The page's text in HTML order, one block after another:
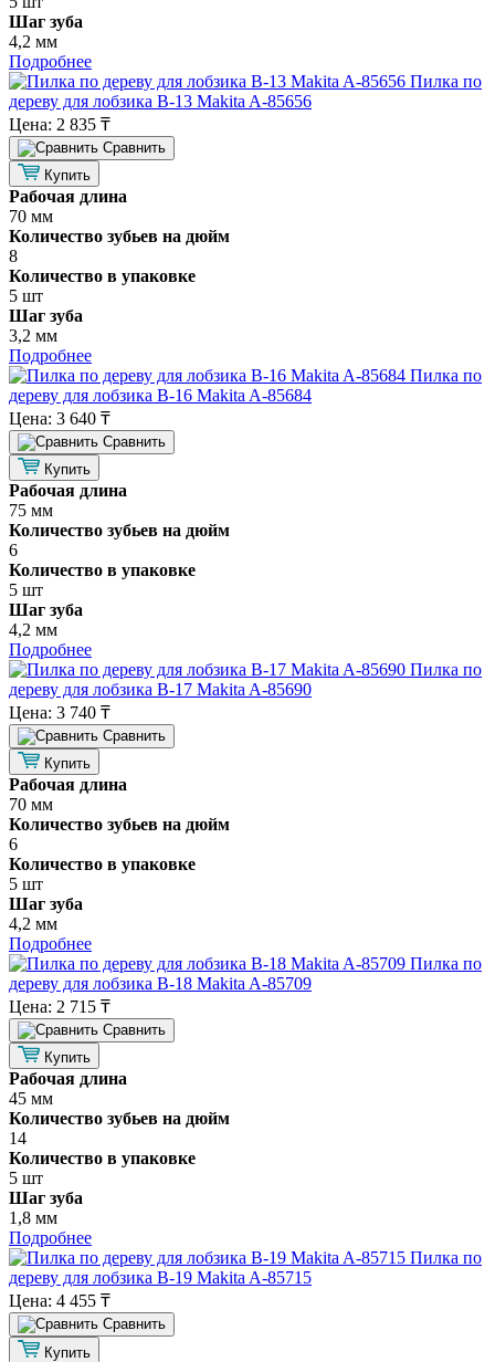
Шаг зуба
4,2 мм
Подробнее
Пилка по
дереву для лобзика B-13 Makita A-85656
Цена: 2 835 ₸
Cравнить
Купить
Рабочая длина
70 мм
Количество зубьев на дюйм
8
Количество в упаковке
5 шт
Шаг зуба
3,2 мм
Подробнее
Пилка по
дереву для лобзика B-16 Makita A-85684
Цена: 3 640 ₸
Cравнить
Купить
Рабочая длина
75 мм
Количество зубьев на дюйм
6
Количество в упаковке
5 шт
Шаг зуба
4,2 мм
Подробнее
Пилка по
дереву для лобзика B-17 Makita A-85690
Цена: 3 740 ₸
Cравнить
Купить
Рабочая длина
70 мм
Количество зубьев на дюйм
6
Количество в упаковке
5 шт
Шаг зуба
4,2 мм
Подробнее
Пилка по
дереву для лобзика B-18 Makita A-85709
Цена: 2 715 ₸
Cравнить
Купить
Рабочая длина
45 мм
Количество зубьев на дюйм
14
Количество в упаковке
5 шт
Шаг зуба
1,8 мм
Подробнее
Пилка по
дереву для лобзика B-19 Makita A-85715
Цена: 4 455 ₸
Cравнить
Купить